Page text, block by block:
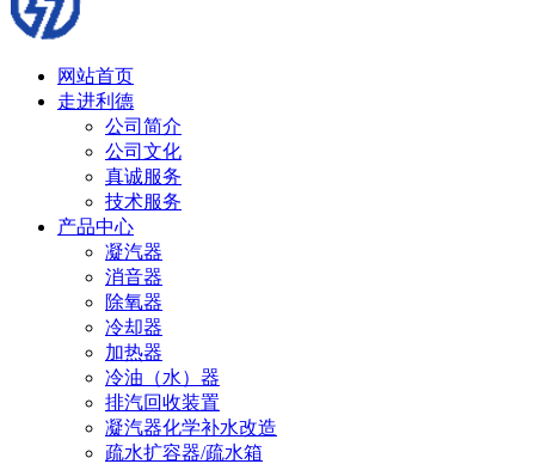
网站首页
走进利德
公司简介
公司文化
真诚服务
技术服务
产品中心
凝汽器
消音器
除氧器
冷却器
加热器
冷油（水）器
排汽回收装置
凝汽器化学补水改造
疏水扩容器/疏水箱